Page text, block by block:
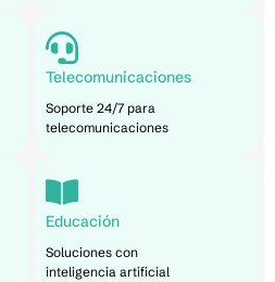
Telecomunicaciones
Soporte 24/7 para
telecomunicaciones
Educación
Soluciones con
inteligencia artificial